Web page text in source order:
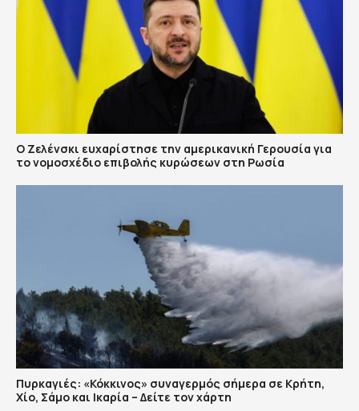
Ο Ζελένσκι ευχαρίστησε την αμερικανική Γερουσία για
το νομοσχέδιο επιβολής κυρώσεων στη Ρωσία
Πυρκαγιές: «Κόκκινος» συναγερμός σήμερα σε Κρήτη,
Χίο, Σάμο και Ικαρία – Δείτε τον χάρτη